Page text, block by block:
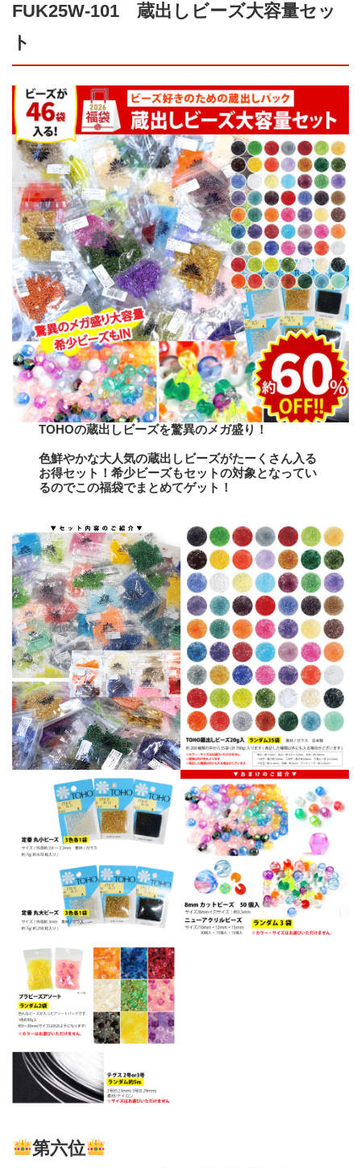
FUK25W-101 蔵出しビーズ大容量セッ
ト
TOHOの蔵出しビーズを驚異のメガ盛り！
色鮮やかな大人気の蔵出しビーズがたーくさん入る
お得セット！希少ビーズもセットの対象となってい
るのでこの福袋でまとめてゲット！
第六位